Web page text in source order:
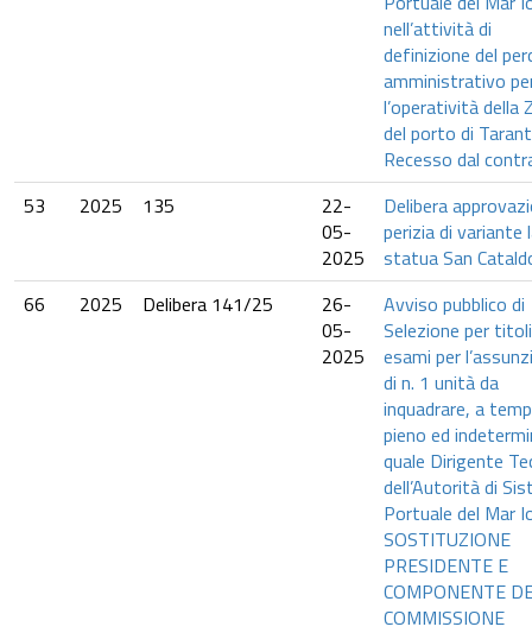
nell’attività di
definizione del
amministrativo
l’operatività della
del porto di
Recesso dal
53
2025 135
22-
05-
2025
Delibera
perizia di variante
statua San
66
2025 Delibera 141/25
26-
05-
2025
Avviso pubblico di
Selezione per
esami per
di n. 1 unità da
inquadrare, a
pieno ed
quale Dirigente
dell’Autorità di
Portuale del Mar
SOSTITUZIONE
PRESIDENTE E
COMPONENTE
COMMISSIONE